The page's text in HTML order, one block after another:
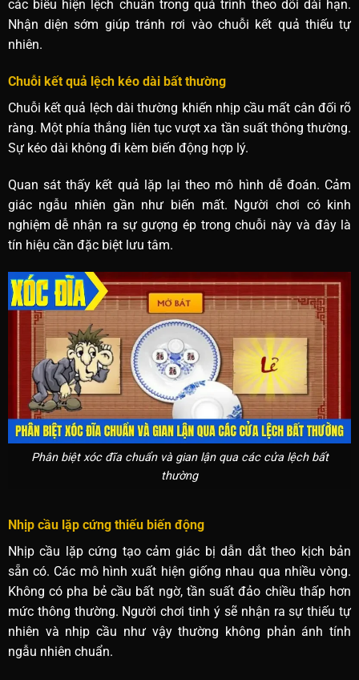
các biểu hiện lệch chuẩn trong quá trình theo dõi dài hạn.
Nhận diện sớm giúp tránh rơi vào chuỗi kết quả thiếu tự
nhiên.
Chuỗi kết quả lệch kéo dài bất thường
Chuỗi kết quả lệch dài thường khiến nhịp cầu mất cân đối rõ
ràng. Một phía thắng liên tục vượt xa tần suất thông thường.
Sự kéo dài không đi kèm biến động hợp lý.
Quan sát thấy kết quả lặp lại theo mô hình dễ đoán. Cảm
giác ngẫu nhiên gần như biến mất. Người chơi có kinh
nghiệm dễ nhận ra sự gượng ép trong chuỗi này và đây là
tín hiệu cần đặc biệt lưu tâm.
Phân biệt xóc đĩa chuẩn và gian lận qua các cửa lệch bất
thường
Nhịp cầu lặp cứng thiếu biến động
Nhịp cầu lặp cứng tạo cảm giác bị dẫn dắt theo kịch bản
sẵn có. Các mô hình xuất hiện giống nhau qua nhiều vòng.
Không có pha bẻ cầu bất ngờ, tần suất đảo chiều thấp hơn
mức thông thường. Người chơi tinh ý sẽ nhận ra sự thiếu tự
nhiên và nhịp cầu như vậy thường không phản ánh tính
ngẫu nhiên chuẩn.